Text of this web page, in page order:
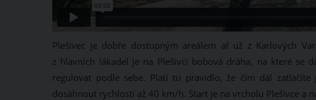
Plešivec je dobře dostupným areálem ať už z Karlových
z hlavních lákadel je na Plešivci bobová dráha, na které
regulovat podle sebe. Platí tu pravidlo, že čím dál
dosáhnout rychlostí až 40 km/h. Start je na vrcholu Plešivce a